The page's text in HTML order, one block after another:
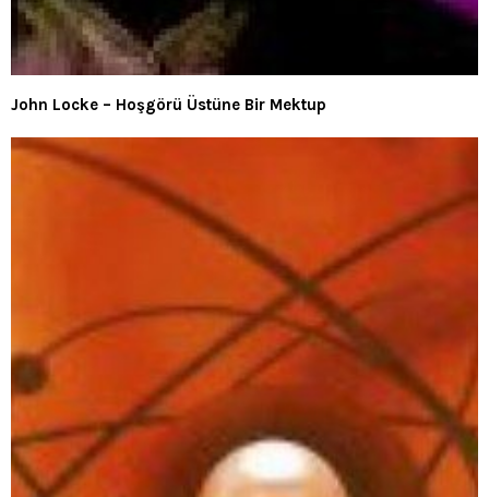
John Locke – Hoşgörü Üstüne Bir Mektup